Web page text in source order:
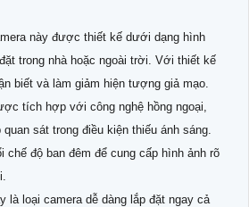
này được thiết kế dưới dạng hình
trong nhà hoặc ngoài trời. Với thiết kế
biết và làm giảm hiện tượng giả mạo.
tích hợp với công nghệ hồng ngoại,
sát trong điều kiện thiếu ánh sáng.
chế độ ban đêm để cung cấp hình ảnh rõ
là loại camera dễ dàng lắp đặt ngay cả